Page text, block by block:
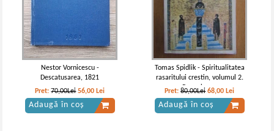
Nicolae Steinhardt - Daruind vei
Nestor Vornicescu -
Descatusarea, 1821
Pret:70,00Lei 56,00 Lei
Adaugă în coș
Tomas Spidlik - Spiritualitatea
rasaritului crestin, volumul 2.
Rugaciunea
Pret:80,00Lei 68,00 Lei
Adaugă în coș